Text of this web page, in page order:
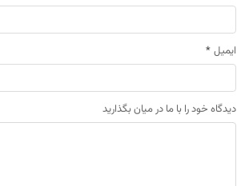
ایمیل *
دیدگاه خود را با ما در میان بگذارید